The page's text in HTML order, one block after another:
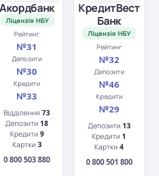
Акордбанк
Ліцензія НБУ
Рейтинг
№31
Депозити
№30
Кредити
№33
Відділення73
Депозити 18
Кредити 9
Картки 3
0 800 503 880
КредитВест
Банк
Ліцензія НБУ
Рейтинг
№32
Депозити
№46
Кредити
№29
Депозити 13
Кредити 1
Картки4
0 800 501 800